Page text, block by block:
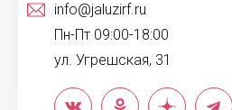
info@jaluzirf.ru
Пн-Пт 09:00-18:00
ул. Угрешская, 31